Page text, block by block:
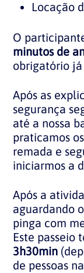
Locação
O
minutos de
obrigatório
Após as
segurança
até a nossa
praticamos
remada e
iniciarmos a
Após a
aguardando
pinga com
Este passeio
3h30min
de pessoas